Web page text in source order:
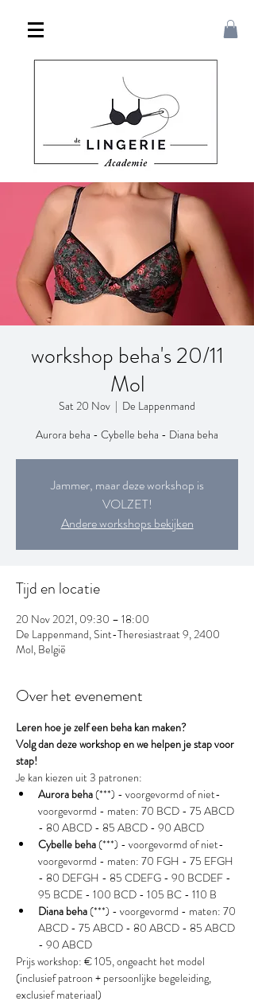
workshop beha's 20/11
Mol
Sat 20 Nov
  |
De Lappenmand
Aurora beha - Cybelle beha - Diana beha
Jammer, maar deze workshop is
VOLZET!
Andere workshops bekijken
Tijd en locatie
20 Nov 2021, 09:30 – 18:00
De Lappenmand, Sint-Theresiastraat 9, 2400
Mol, België
Over het evenement
Leren hoe je zelf een beha kan maken?
Volg dan deze workshop en we helpen je stap voor
stap!
Je kan kiezen uit 3 patronen:
Aurora beha (***) - voorgevormd of niet-
voorgevormd - maten: 70 BCD - 75 ABCD
- 80 ABCD - 85 ABCD - 90 ABCD
Cybelle beha (***) - voorgevormd of niet-
voorgevormd - maten: 70 FGH - 75 EFGH
- 80 DEFGH - 85 CDEFG - 90 BCDEF -
95 BCDE - 100 BCD - 105 BC - 110 B
Diana beha (***) - voorgevormd - maten: 70
ABCD - 75 ABCD - 80 ABCD - 85 ABCD
- 90 ABCD
Prijs workshop: € 105, ongeacht het model
(inclusief patroon + persoonlijke begeleiding,
exclusief materiaal)